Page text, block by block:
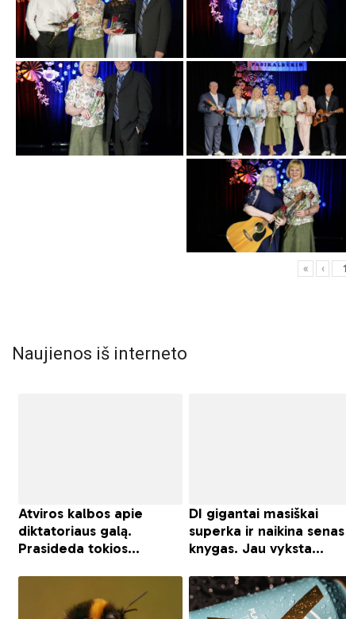
« ‹
Naujienos iš interneto